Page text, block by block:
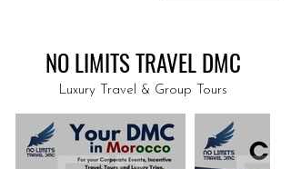
NO LIMITS TRAVEL DMC
Luxury Travel & Group Tours